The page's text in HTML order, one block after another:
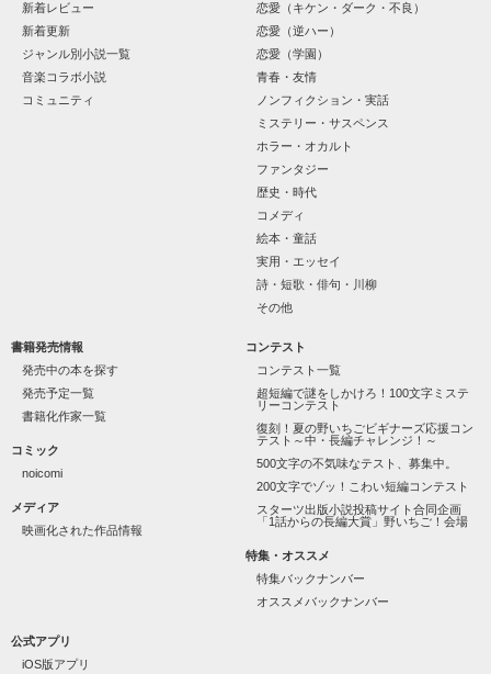
作品を読む
片耳には琥珀色のピアス
ほとんど笑顔なんて見せたことがなくてぶっきらぼう
そんな性格と見た目のせいで学校中のみんなから
“不良”と避けられている天地くんだった。
怖くて近づいてはいけない人だと思っていたのに
「なんかあったら連絡して。すぐ助けに行く」
噂や見た目とは違って、私にはすごく優しい
天地くんは私にとってヒーローのような人だった。
◇◆┈┈┈┈┈┈┈┈┈┈┈┈┈┈┈┈
《男性恐怖症の女の子》
相沢 瑠莉
《一途で不器用な不良イケメン》
新着レビュー
新着更新
ジャンル別小説一覧
音楽コラボ小説
コミュニティ
恋愛（キケン・ダーク・不良）
恋愛（逆ハー）
恋愛（学園）
青春・友情
ノンフィクション・実話
ミステリー・サスペンス
ホラー・オカルト
ファンタジー
歴史・時代
コメディ
絵本・童話
実用・エッセイ
詩・短歌・俳句・川柳
その他
書籍発売情報
発売中の本を探す
発売予定一覧
書籍化作家一覧
コミック
noicomi
メディア
映画化された作品情報
コンテスト
コンテスト一覧
超短編で謎をしかけろ！100文字ミステ
リーコンテスト
復刻！夏の野いちごビギナーズ応援コン
テスト～中・長編チャレンジ！～
500文字の不気味なテスト、募集中。
200文字でゾッ！こわい短編コンテスト
スターツ出版小説投稿サイト合同企画
「1話からの長編大賞」野いちご！会場
特集・オススメ
特集バックナンバー
オススメバックナンバー
公式アプリ
iOS版アプリ